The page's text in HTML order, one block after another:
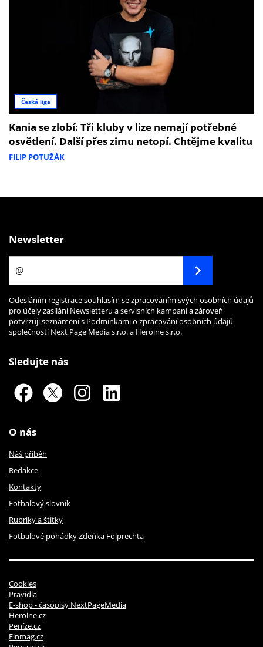
Česká liga
Kania se zlobí: Tři kluby v lize nemají potřebné
osvětlení. Další přes zimu netopí. Chtějme kvalitu
FILIP POTUŽÁK
Newsletter
Odesláním registrace souhlasím se zpracováním svých osobních údajů
pro účely zasílání Newsletteru a servisních kampaní a zároveň
potvrzuji seznámení s Podmínkami o zpracování osobních údajů
společností Next Page Media s.r.o. a Heroine s.r.o.
Sledujte nás
O nás
Náš příběh
Redakce
Kontakty
Fotbalový slovník
Rubriky a štítky
Fotbalové pohádky Zdeňka Folprechta
Cookies
Pravidla
E-shop - časopisy NextPageMedia
Heroine.cz
Peníze.cz
Finmag.cz